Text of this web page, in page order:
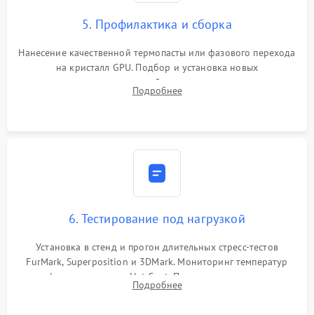
5. Профилактика и сборка
Нанесение качественной термопасты или фазового перехода
на кристалл GPU. Подбор и установка новых
термопрокладок правильной толщины на память и цепи
питания. Монтаж радиатора и бэкплейта, подключение и
Подробнее
6. Тестирование под нагрузкой
Установка в стенд и прогон длительных стресс-тестов
FurMark, Superposition и 3DMark. Мониторинг температур
графического чипа и Hot Spot. Проверка на отсутствие
артефактов изображения, вылетов драйвера и зависаний.
Подробнее